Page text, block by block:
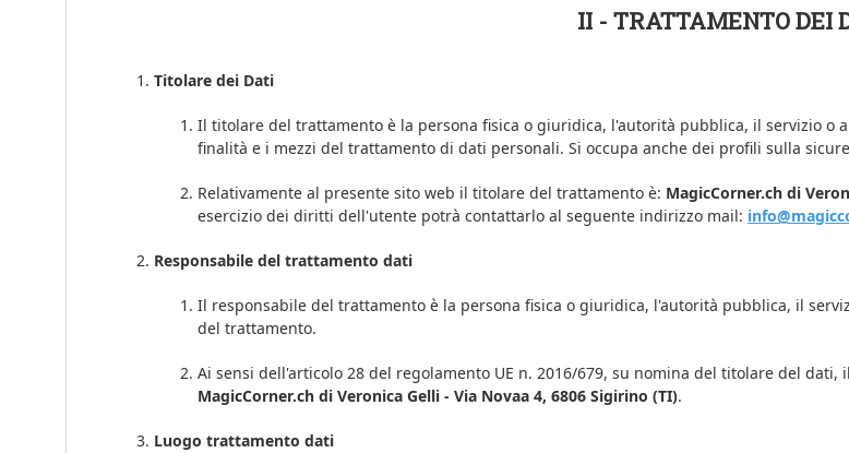
II - TRATTAMENTO DEI
Titolare dei Dati
Il titolare del trattamento è la persona fisica o giuridica, l'autorità pubblica, il servizio
finalità e i mezzi del trattamento di dati personali. Si occupa anche dei profili sulla
Relativamente al presente sito web il titolare del trattamento è: MagicCorner.ch di
esercizio dei diritti dell'utente potrà contattarlo al seguente indirizzo mail:
Responsabile del trattamento dati
Il responsabile del trattamento è la persona fisica o giuridica, l'autorità pubblica, il
del trattamento.
Ai sensi dell'articolo 28 del regolamento UE n. 2016/679, su nomina del titolare del
MagicCorner.ch di Veronica Gelli - Via Novaa 4, 6806 Sigirino (TI).
Luogo trattamento dati